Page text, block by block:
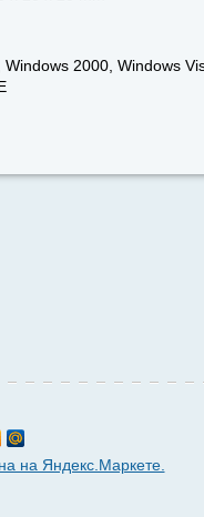
Windows 2000, Windows